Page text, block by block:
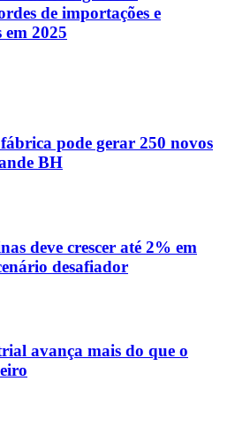
de importações e
em 2025
pode gerar 250 novos
BH
deve crescer até 2% em
desafiador
avança mais do que o